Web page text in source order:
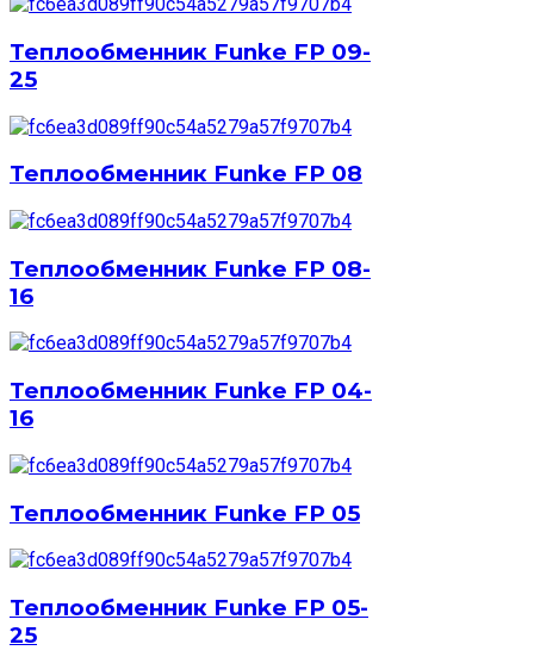
Теплообменник Funke FP 09-
25
Теплообменник Funke FP 08
Теплообменник Funke FP 08-
16
Теплообменник Funke FP 04-
16
Теплообменник Funke FP 05
Теплообменник Funke FP 05-
25